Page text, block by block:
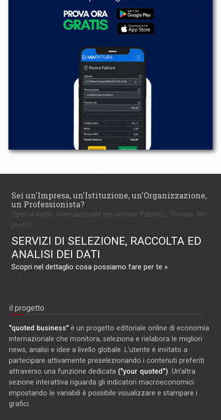
Sei un'Impresa, un'Istituzione, un'Organizzazione,
un Professionista?
Operi a livello internazionale nel settore Pubblico, Privato, No-
profit?
SERVIZI DI SELEZIONE, RACCOLTA ED
ANALISI DEI DATI
Scopri nel dettaglio cosa possiamo fare per te »
il progetto
"quoted business" è un progetto editoriale online di economia
internazionale che monitora, seleziona e rielabora le migliori
news, analisi e idee a livello globale. L'utente è invitato a
partecipare attivamente preselezionando i contenuti preferiti
attraverso una funzione dedicata ("your quoted") . Un'altra
sezione interattiva riguarda gli indicatori macroeconomici:
impostando le variabili è possibile visualizzare e stampare i
grafici.